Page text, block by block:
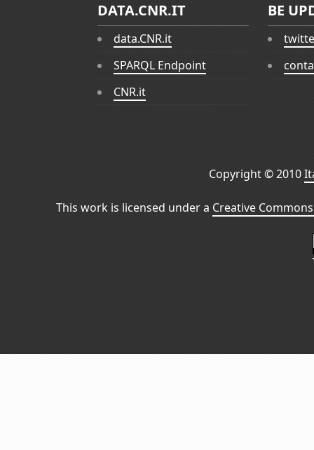
DATA.CNR.IT
data.CNR.it
SPARQL Endpoint
CNR.it
BE
Copyright © 2010
This work is licensed under a Creative